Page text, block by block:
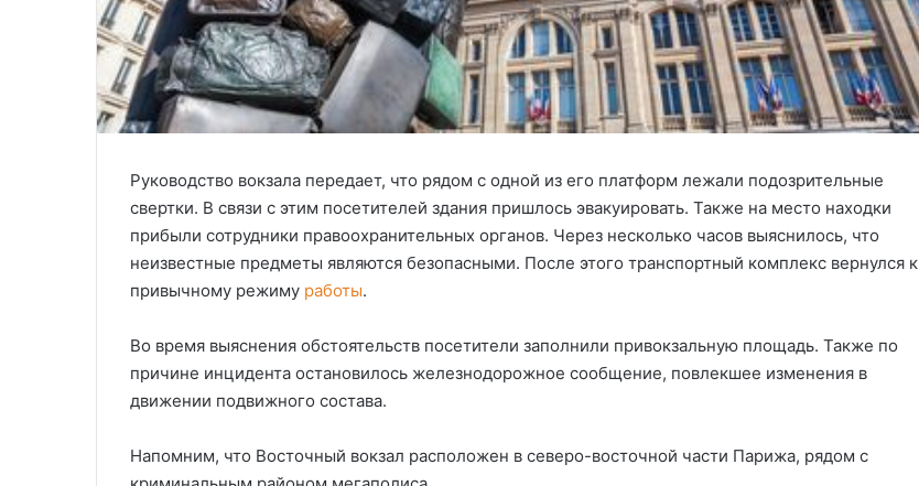
Руководство вокзала передает, что рядом с одной из его платформ лежали подозрительные
свертки. В связи с этим посетителей здания пришлось эвакуировать. Также на место находки
прибыли сотрудники правоохранительных органов. Через несколько часов выяснилось, что
неизвестные предметы являются безопасными. После этого транспортный комплекс вернулся к
привычному режиму работы.
Во время выяснения обстоятельств посетители заполнили привокзальную площадь. Также по
причине инцидента остановилось железнодорожное сообщение, повлекшее изменения в
движении подвижного состава.
Напомним, что Восточный вокзал расположен в северо-восточной части Парижа, рядом с